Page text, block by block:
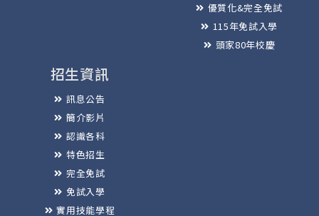
優質化&完全免試
115年免試入學
頭家80年校慶
招生資訊
訊息公告
簡介影片
認識各科
特色招生
完全免試
免試入學
實用技能學程